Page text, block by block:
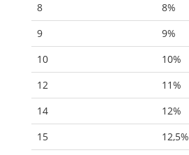
8
8%
9
9%
10
10%
12
11%
14
12%
15
12,5%